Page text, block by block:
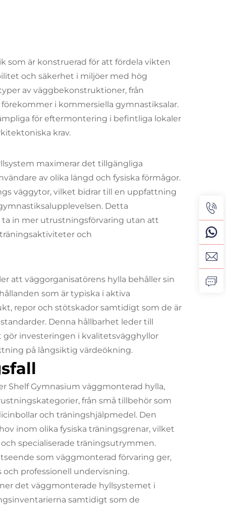
som är konstruerad för att fördela vikten
och säkerhet i miljöer med hög
av väggbekonstruktioner, från
i kommersiella gymnastiksalar.
för eftermontering i befintliga lokaler
krav.
maximerar det tillgängliga
av olika längd och fysiska förmågor.
väggytor, vilket bidrar till en uppfattning
Detta
in mer utrustningsförvaring utan att
och
att väggorganisatörens hylla behåller sin
som är typiska i aktiva
repor och stötskador samtidigt som de är
Denna hållbarhet leder till
investeringen i kvalitetsvägghyllor
på långsiktig värdeökning.
Shelf Gymnasium väggmonterad hylla,
från små tillbehör som
och träningshjälpmedel. Den
inom olika fysiska träningsgrenar, vilket
specialiserade träningsutrymmen.
som väggmonterad förvaring ger,
professionell undervisning.
det väggmonterade hyllsystemet i
samtidigt som de